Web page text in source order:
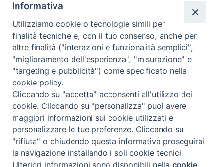
Giorni ed Orari Apertura Uffici:
Lunedì e Mercoledì ore 09:00 – 13:00
Uffici Matrimoni:
Lunedì e Mercoledì ore 09:30 – 12:30
seguici su
Channel
Informativa Privacy
COPYRIGHT © 2013-2025
Preferenze Cookie
Informativa
Utilizziamo cookie o tecnologie simili per
finalità tecniche e, con il tuo consenso, anche per
altre finalità ("interazioni e funzionalità semplici",
"miglioramento dell'esperienza", "misurazione" e
"targeting e pubblicità") come specificato nella
cookie policy.
Cliccando su "accetta" acconsenti all'utilizzo dei
cookie. Cliccando su "personalizza" puoi avere
maggiori informazioni sui cookie utilizzati e
personalizzare le tue preferenze. Cliccando su
"rifiuta" o chiudendo questa informativa proseguirai
la navigazione installando i soli cookie tecnici.
Ulteriori informazioni sono disponibili nellacookie